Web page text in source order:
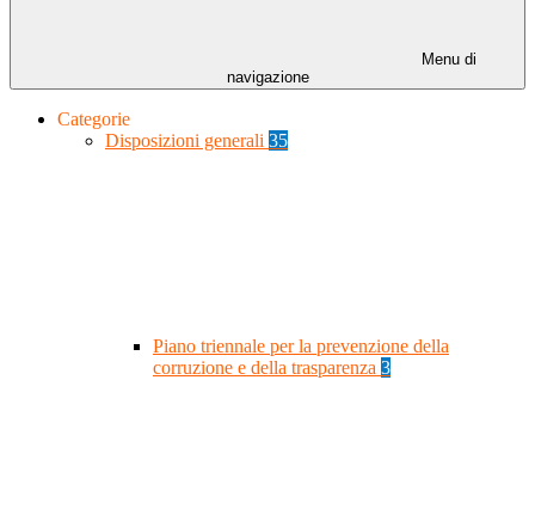
Menu di
navigazione
Categorie
Disposizioni generali 35
Piano triennale per la prevenzione della
corruzione e della trasparenza 3